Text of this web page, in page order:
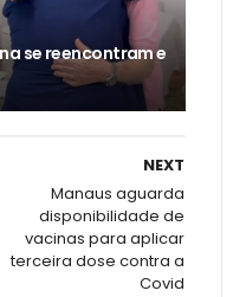
se reencontram e
NEXT
Manaus aguarda
disponibilidade de
vacinas para aplicar
terceira dose contra a
Covid